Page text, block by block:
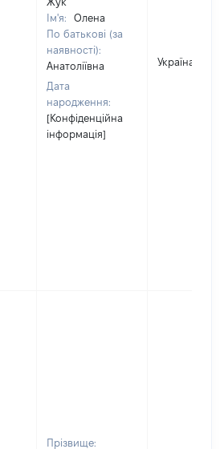
Ім'я:
Олена
По батькові (за
наявності):
Анатоліївна
Дата
народження:
[Конфіденційна
інформація]
Україна
Прізвище: